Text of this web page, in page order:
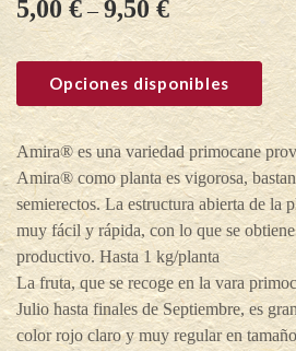
5,00 €–9,50€
Opciones disponibles
Amira® es una variedad primocane
Amira® como planta es vigorosa,
semierectos. La estructura abierta de la
muy fácil y rápida, con lo que se
productivo. Hasta 1 kg/planta
La fruta, que se recoge en la vara
Julio hasta finales de Septiembre, es
color rojo claro y muy regular en